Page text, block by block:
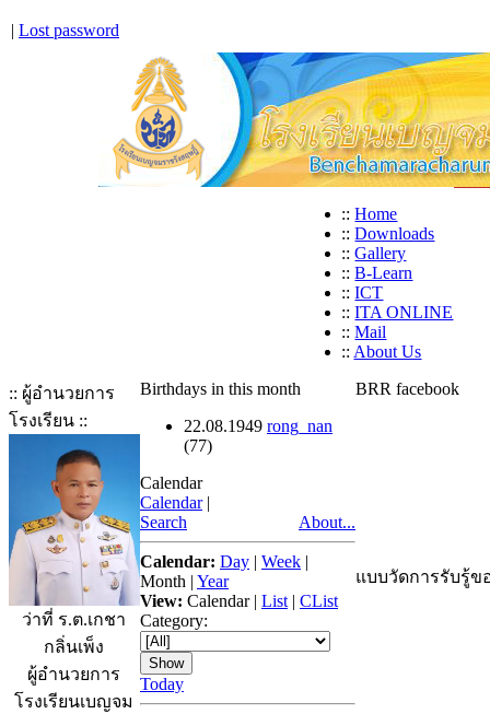
| Lost password
:: Home
:: Downloads
:: Gallery
:: B-Learn
:: ICT
:: ITA ONLINE
:: Mail
:: About Us
:: ผู้อำนวยการ
โรงเรียน ::
ว่าที่ ร.ต.เกชา
กลิ่นเพ็ง
ผู้อำนวยการ
โรงเรียนเบญจม
Birthdays in this month
22.08.1949 rong_nan
(77)
Calendar
Calendar |
Search
About...
Calendar: Day | Week |
Month | Year
View: Calendar| List | CList
Category:
Today
BRR facebook
แบบวัดการรับรู้ข